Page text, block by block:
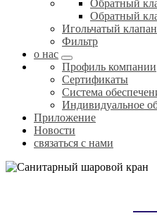
Обратный
Обратный
Игольчатый клапан
Фильтр
о нас
Профиль компании
Сертификаты
Система
Индивидуальное
Приложение
Новости
связаться с нами